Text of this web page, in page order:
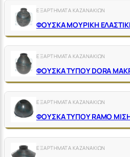
ΕΞΑΡΤΗΜΑΤΑ ΚΑΖΑΝΑΚΙΩΝ
ΕΞΑΡΤΗΜΑΤΑ ΚΑΖΑΝΑΚΙΩΝ
ΕΞΑΡΤΗΜΑΤΑ ΚΑΖΑΝΑΚΙΩΝ
ΕΞΑΡΤΗΜΑΤΑ ΚΑΖΑΝΑΚΙΩΝ